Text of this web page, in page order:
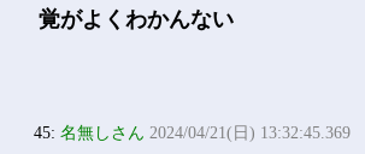
覚がよくわかんない
45:名無しさん 2024/04/21(日) 13:32:45.369